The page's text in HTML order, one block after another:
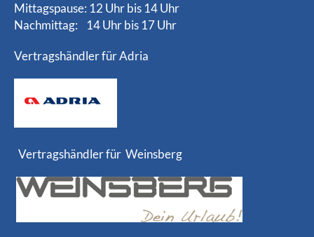
Mittagspause: 12 Uhr bis 14 Uhr
Nachmittag: 14 Uhr bis 17 Uhr
Vertragshändler für Adria
Vertragshändler für Weinsberg